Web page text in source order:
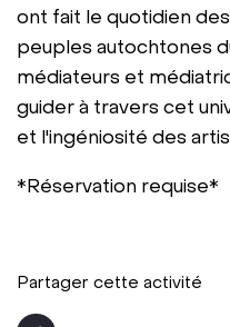
ont fait le quotidien
peuples autochtones
médiateurs et
guider à travers cet
et l'ingéniosité des
*Réservation requise*
Partager cette activité